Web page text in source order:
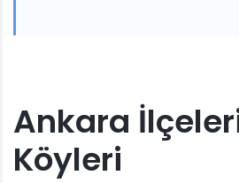
Ankara
Köyleri